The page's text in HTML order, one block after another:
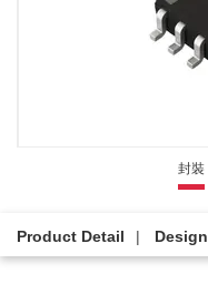
封裝
Product Detail